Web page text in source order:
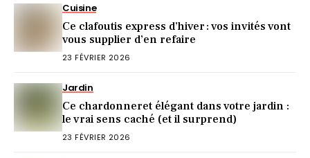
Cuisine
Ce clafoutis express d’hiver : vos invités vont
vous supplier d’en refaire
23 FÉVRIER 2026
Jardin
Ce chardonneret élégant dans votre jardin :
le vrai sens caché (et il surprend)
23 FÉVRIER 2026